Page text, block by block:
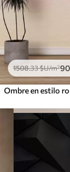
1508.33$U/m²
Ombre en estilo